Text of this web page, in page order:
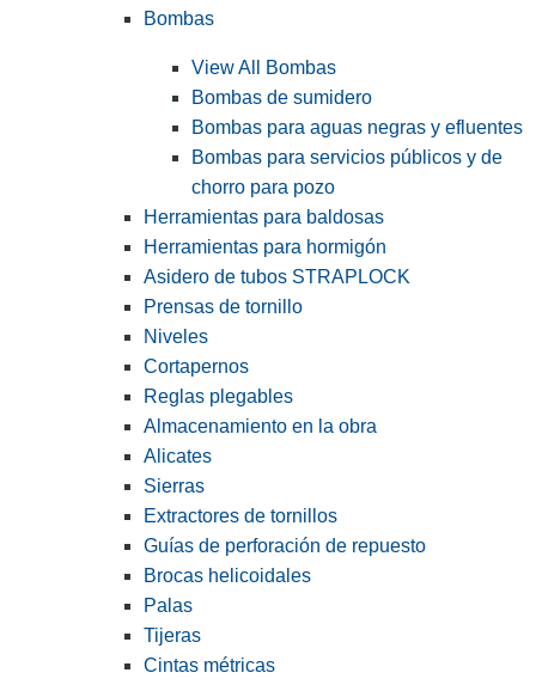
Bombas
View All Bombas
Bombas de sumidero
Bombas para aguas negras y efluentes
Bombas para servicios públicos y de
chorro para pozo
Herramientas para baldosas
Herramientas para hormigón
Asidero de tubos STRAPLOCK
Prensas de tornillo
Niveles
Cortapernos
Reglas plegables
Almacenamiento en la obra
Alicates
Sierras
Extractores de tornillos
Guías de perforación de repuesto
Brocas helicoidales
Palas
Tijeras
Cintas métricas